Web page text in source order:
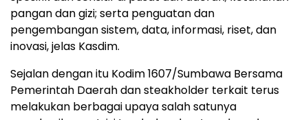
pangan dan gizi; serta penguatan dan
pengembangan sistem, data, informasi, riset, dan
inovasi, jelas Kasdim.
Sejalan dengan itu Kodim 1607/Sumbawa Bersama
Pemerintah Daerah dan steakholder terkait terus
melakukan berbagai upaya salah satunya